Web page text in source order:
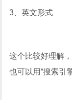
3、英文形式
这个比较好理解
也可以用“搜索引